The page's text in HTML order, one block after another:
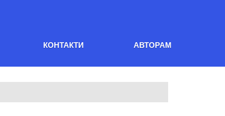
Політика видання
Архів номерів
КОНТАКТИ АВТОРАМ